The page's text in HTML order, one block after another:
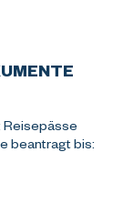
Reisepässe
beantragt bis: